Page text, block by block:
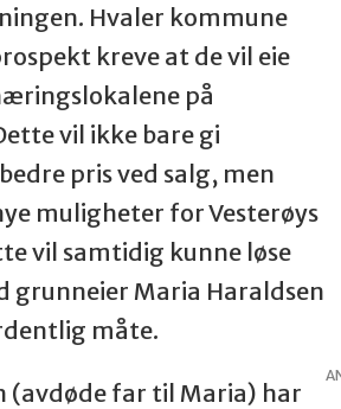
Hvaler kommune
kreve at de vil eie
på
vil ikke bare gi
pris ved salg, men
muligheter for Vesterøys
vil samtidig kunne løse
grunneier Maria Haraldsen
måte.
(avdøde far til Maria) har